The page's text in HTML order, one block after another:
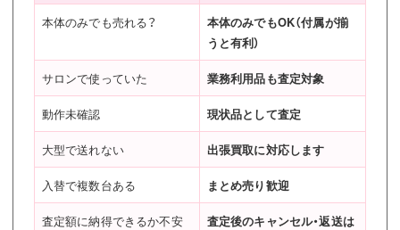
本体のみでも売れる？
本体のみでもOK（付属が揃
うと有利）
サロンで使っていた 業務利用品も査定対象
動作未確認 現状品として査定
大型で送れない 出張買取に対応します
入替で複数台ある まとめ売り歓迎
査定額に納得できるか不安
査定後のキャンセル・返送は